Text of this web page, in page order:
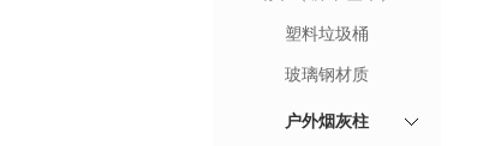
塑料垃圾桶
玻璃钢材质
户外烟灰柱